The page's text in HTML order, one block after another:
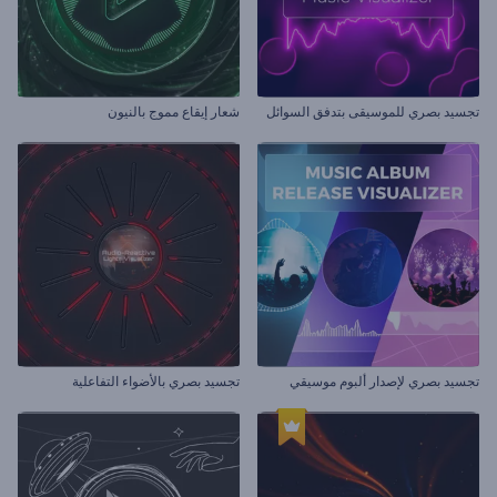
تجسيد بصري للموسيقى بتدفق السوائل شعار إيقاع مموج بالنيون
تجسيد بصري لإصدار ألبوم موسيقي تجسيد بصري بالأضواء التفاعلية